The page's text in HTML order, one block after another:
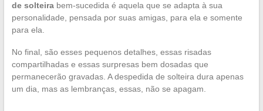
de solteirabem-sucedida é aquela que se adapta à sua
personalidade, pensada por suas amigas, para ela e somente
para ela.
No final, são esses pequenos detalhes, essas risadas
compartilhadas e essas surpresas bem dosadas que
permanecerão gravadas. A despedida de solteira dura apenas
um dia, mas as lembranças, essas, não se apagam.